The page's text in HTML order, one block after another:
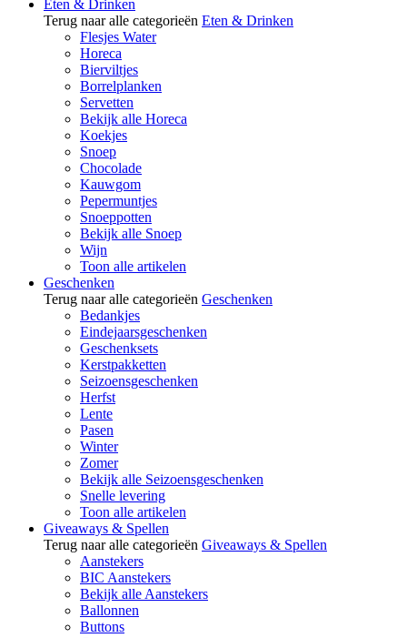
Eten & Drinken
Terug naar alle categorieën Eten & Drinken
Flesjes Water
Horeca
Bierviltjes
Borrelplanken
Servetten
Bekijk alle Horeca
Koekjes
Snoep
Chocolade
Kauwgom
Pepermuntjes
Snoeppotten
Bekijk alle Snoep
Wijn
Toon alle artikelen
Geschenken
Terug naar alle categorieën Geschenken
Bedankjes
Eindejaarsgeschenken
Geschenksets
Kerstpakketten
Seizoensgeschenken
Herfst
Lente
Pasen
Winter
Zomer
Bekijk alle Seizoensgeschenken
Snelle levering
Toon alle artikelen
Giveaways & Spellen
Terug naar alle categorieën Giveaways & Spellen
Aanstekers
BIC Aanstekers
Bekijk alle Aanstekers
Ballonnen
Buttons